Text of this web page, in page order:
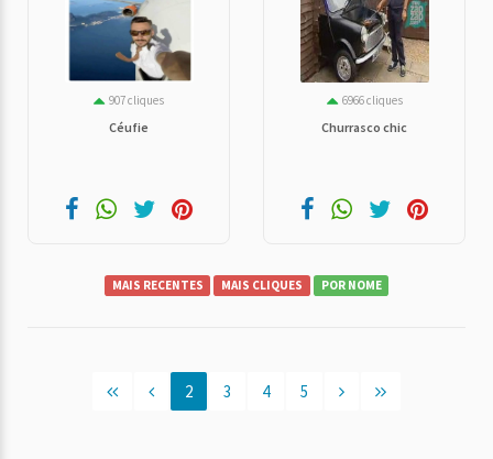
907 cliques
Céufie
6966 cliques
Churrasco chic
MAIS RECENTES MAIS CLIQUES POR NOME
2 3 4 5